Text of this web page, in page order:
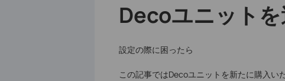
Decoユニット
設定の際に困ったら
この記事ではDecoユニットを新たに購入い